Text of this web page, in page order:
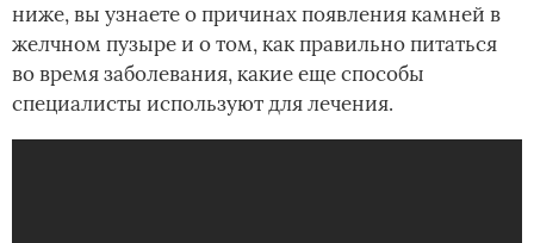
ниже, вы узнаете о причинах появления камней в
желчном пузыре и о том, как правильно питаться
во время заболевания, какие еще способы
специалисты используют для лечения.